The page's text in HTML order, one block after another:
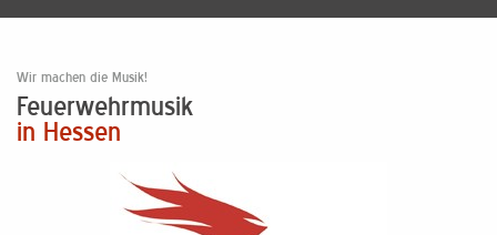
Wir machen die Musik!
Feuerwehrmusik
in Hessen